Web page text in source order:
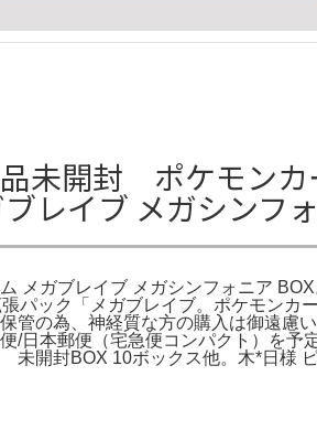
未開封 ポケモン
レイブ メガシンフ
メガブレイブ メガシンフォニア
パック「メガブレイブ。ポケモン
管の為、神経質な方の購入は御遠慮
/日本郵便（宅急便コンパクト）を
封BOX 10ボックス他。木*日様 ピ